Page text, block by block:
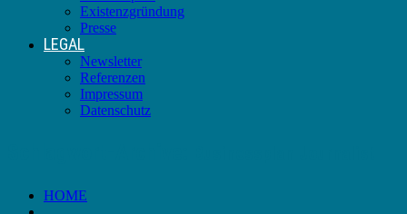
Existenzgründung
Presse
LEGAL
Newsletter
Referenzen
Impressum
Datenschutz
HOME